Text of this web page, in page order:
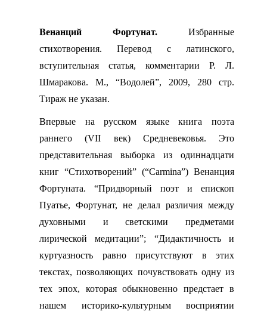
Венанций Фортунат. Избранные
стихотворения. Перевод с латинского,
вступительная статья, комментарии Р. Л.
Шмаракова. М., “Водолей”, 2009, 280 стр.
Тираж не указан.
Впервые на русском языке книга поэта
раннего (VII век) Средневековья. Это
представительная выборка из одиннадцати
книг “Стихотворений” (“Carmina”) Венанция
Фортуната. “Придворный поэт и епископ
Пуатье, Фортунат, не делал различия между
духовными и светскими предметами
лирической медитации”; “Дидактичность и
куртуазность равно присутствуют в этих
текстах, позволяющих почувствовать одну из
тех эпох, которая обыкновенно предстает в
нашем историко-культурным восприятии